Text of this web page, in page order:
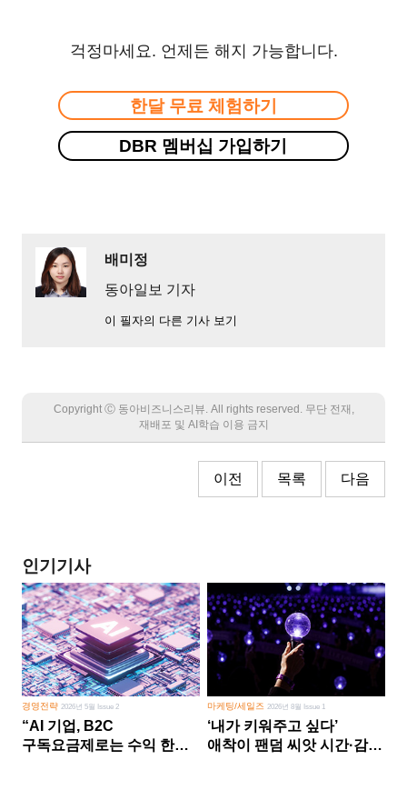
걱정마세요. 언제든 해지 가능합니다.
한달 무료 체험하기
DBR 멤버십 가입하기
배미정
동아일보 기자
이 필자의 다른 기사 보기
Copyright Ⓒ 동아비즈니스리뷰. All rights reserved. 무단 전재,
재배포 및 AI학습 이용 금지
이전 목록 다음
인기기사
경영전략 2026년 5월 Issue 2
“AI 기업, B2C
구독요금제로는 수익 한계
마케팅/세일즈 2026년 8월 Issue 1
‘내가 키워주고 싶다’
애착이 팬덤 씨앗 시간·감정